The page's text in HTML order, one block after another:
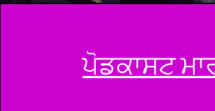
ਪੋਡਕਾਸਟ